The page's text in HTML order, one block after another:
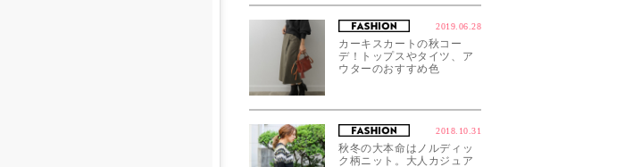
2019.06.28
カーキスカートの秋コー
デ！トップスやタイツ、ア
ウターのおすすめ色
2018.10.31
秋冬の大本命はノルディッ
ク柄ニット。大人カジュア